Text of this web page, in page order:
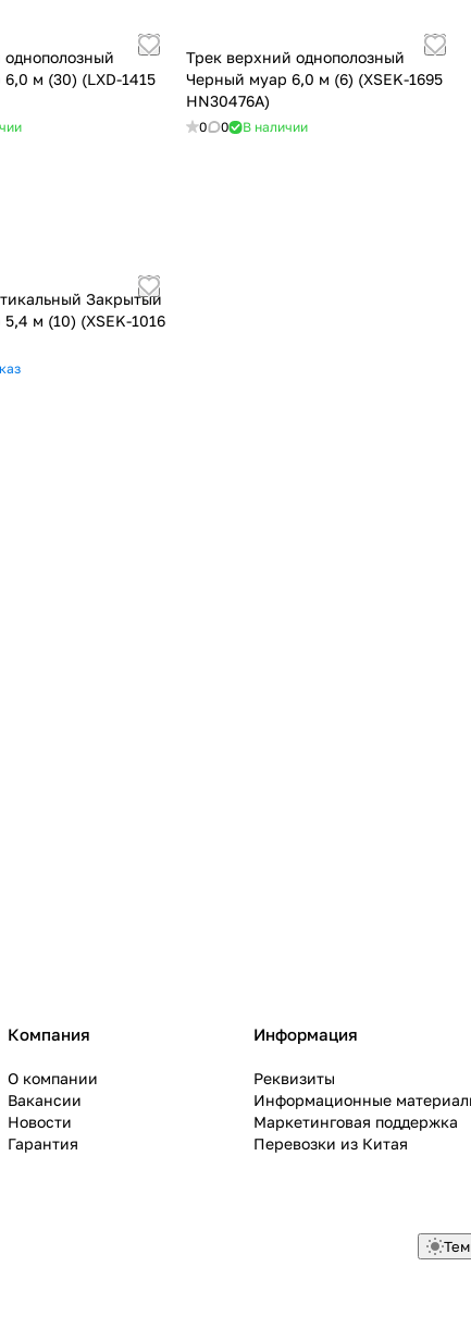
м (30) (LXD-1415
Трек верхний однополозный
Черный муар 6,0 м (6) (XSEK-1695
HN30476A)
0 0 В наличии
Закрытый
м (10) (XSEK-1016
Компания
О компании
Вакансии
Новости
Гарантия
Информация
Реквизиты
Информационные
Маркетинговая поддержка
Перевозки из Китая